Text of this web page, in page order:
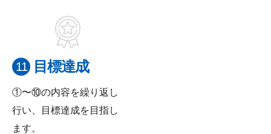
目標達成
①〜⑩の内容を繰り返し
行い、目標達成を目指し
ます。